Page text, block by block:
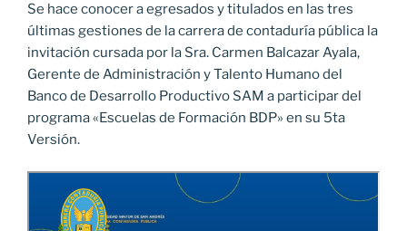
Se hace conocer a egresados y titulados en las tres
últimas gestiones de la carrera de contaduría pública la
invitación cursada por la Sra. Carmen Balcazar Ayala,
Gerente de Administración y Talento Humano del
Banco de Desarrollo Productivo SAM a participar del
programa «Escuelas de Formación BDP» en su 5ta
Versión.